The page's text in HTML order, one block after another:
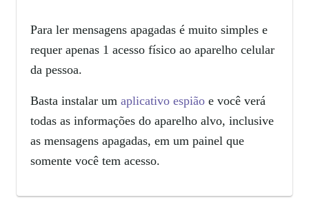
Para ler mensagens apagadas é muito simples e
requer apenas 1 acesso físico ao aparelho celular
da pessoa.
Basta instalar umaplicativo espião e você verá
todas as informações do aparelho alvo, inclusive
as mensagens apagadas, em um painel que
somente você tem acesso.